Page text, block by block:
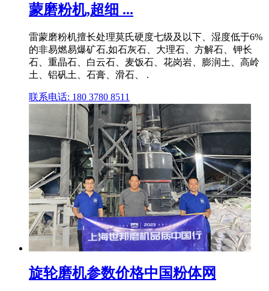
蒙磨粉机,超细 ...
雷蒙磨粉机擅长处理莫氏硬度七级及以下、湿度低于6%
的非易燃易爆矿石,如石灰石、大理石、方解石、钾长
石、重晶石、白云石、麦饭石、花岗岩、膨润土、高岭
土、铝矾土、石膏、滑石、 .
联系电话: 180 3780 8511
旋轮磨机参数价格中国粉体网